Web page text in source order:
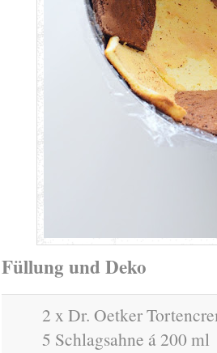
Füllung und Deko
2 x Dr. Oetker
5 Schlagsahne á 200 ml